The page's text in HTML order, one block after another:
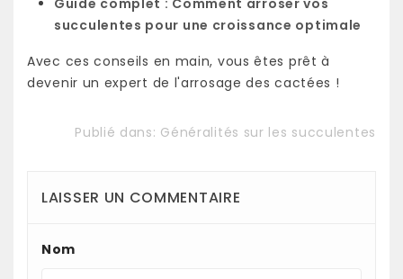
succulentes pour une croissance optimale
Avec ces conseils en main, vous êtes prêt à
devenir un expert de l'arrosage des cactées !
Publié dans: Généralités sur les succulentes
LAISSER UN COMMENTAIRE
Nom